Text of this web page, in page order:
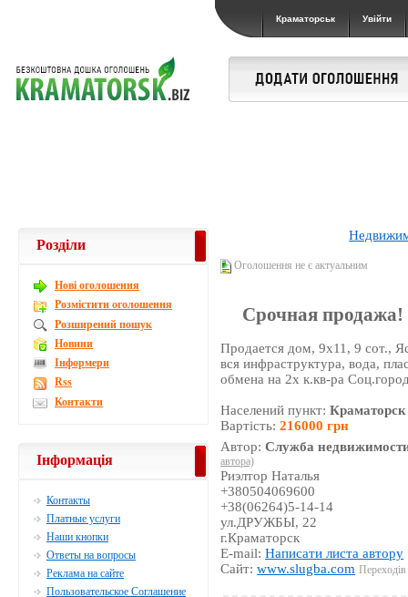
Краматорськ Увійти
Оголошення не є актуальним
Срочная продажа!
Продается дом, 9х11, 9 сот.,
вся инфраструктура, вода,
обмена на 2х к.кв-ра
Населений пункт:Краматорск
Вартість:216000 грн
Автор:Служба
автора)
Риэлтор Наталья
+380504069600
+38(06264)5-14-14
ул.ДРУЖБЫ, 22
г.Краматорск
E-mail:Написати листа автору
Сайт:www.slugba.com
Розділи
Новi оголошення
Розмістити оголошення
Розширений пошук
Новини
Інформери
Rss
Контакти
Інформація
Контакты
Платные услуги
Наши кнопки
Ответы на вопросы
Реклама на сайте
Пользовательское Соглашение